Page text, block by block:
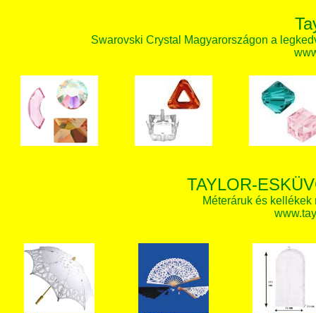
Swarovski Crystal Magyarországon a
TAYLOR-
Méteráruk és